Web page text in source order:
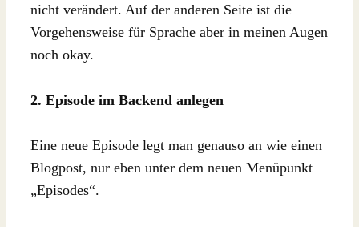
nicht verändert. Auf der anderen Seite ist die
Vorgehensweise für Sprache aber in meinen Augen
noch okay.
2. Episode im Backend anlegen
Eine neue Episode legt man genauso an wie einen
Blogpost, nur eben unter dem neuen Menüpunkt
„Episodes“.